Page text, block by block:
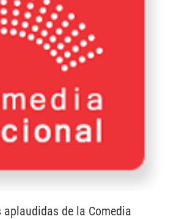
aplaudidas de la Comedia